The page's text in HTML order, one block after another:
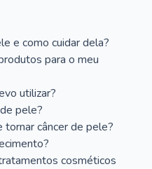
e como cuidar dela?
para o meu
utilizar?
pele?
câncer de pele?
cosméticos